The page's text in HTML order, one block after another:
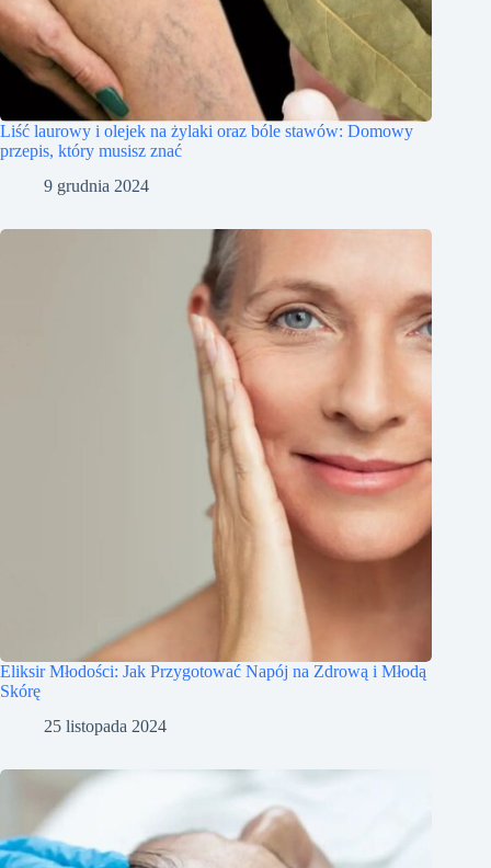
Liść laurowy i olejek na żylaki oraz bóle stawów: Domowy
przepis, który musisz znać
9 grudnia 2024
Eliksir Młodości: Jak Przygotować Napój na Zdrową i Młodą
Skórę
25 listopada 2024